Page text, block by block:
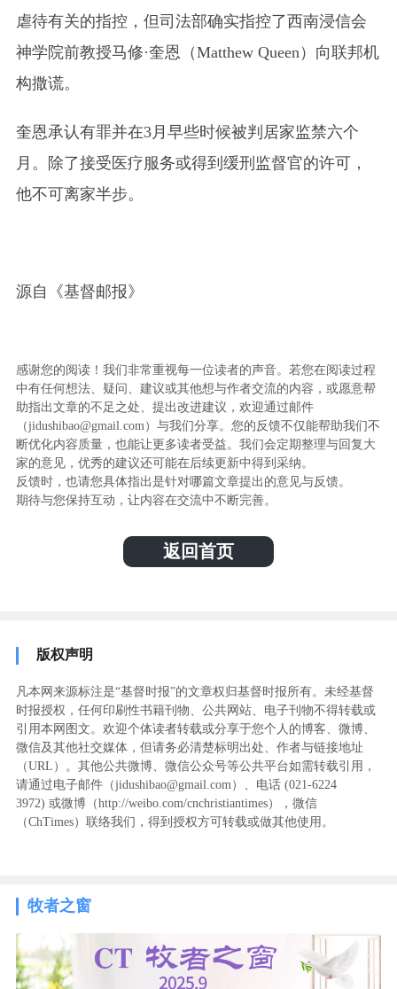
虐待有关的指控，但司法部确实指控了西南浸信会
神学院前教授马修·奎恩 （Matthew Queen） 向联邦机
构撒谎。
奎恩承认有罪并在3月早些时候被判居家监禁六个
月。除了接受医疗服务或得到缓刑监督官的许可，
他不可离家半步。
源自《基督邮报》
感谢您的阅读！我们非常重视每一位读者的声音。若您在阅读过程
中有任何想法、疑问、建议或其他想与作者交流的内容，或愿意帮
助指出文章的不足之处、提出改进建议，欢迎通过邮件
（jidushibao@gmail.com）与我们分享。您的反馈不仅能帮助我们不
断优化内容质量，也能让更多读者受益。我们会定期整理与回复大
家的意见，优秀的建议还可能在后续更新中得到采纳。
反馈时，也请您具体指出是针对哪篇文章提出的意见与反馈。
期待与您保持互动，让内容在交流中不断完善。
返回首页
版权声明
凡本网来源标注是“基督时报”的文章权归基督时报所有。未经基督
时报授权，任何印刷性书籍刊物、公共网站、电子刊物不得转载或
引用本网图文。欢迎个体读者转载或分享于您个人的博客、微博、
微信及其他社交媒体，但请务必清楚标明出处、作者与链接地址
（URL）。其他公共微博、微信公众号等公共平台如需转载引用，
请通过电子邮件（jidushibao@gmail.com）、电话 (021-6224
3972) ‬或微博（http://weibo.com/cnchristiantimes），微信
（ChTimes）联络我们，得到授权方可转载或做其他使用。
牧者之窗